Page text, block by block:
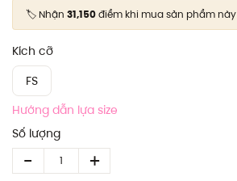
🏷️ Nhận 31,150điểm khi mua sản phẩm này
Kích cỡ
FS
Hướng dẫn lựa size
Số lượng